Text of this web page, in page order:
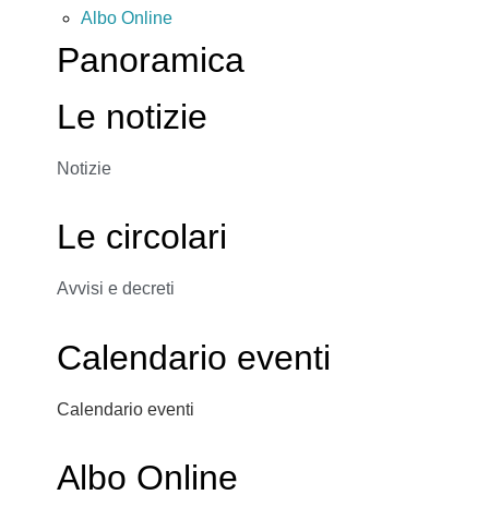
Albo Online
Panoramica
Le notizie
Notizie
Le circolari
Avvisi e decreti
Calendario eventi
Calendario eventi
Albo Online